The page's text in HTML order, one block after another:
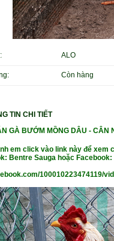
ALO
Còn hàng
TIN CHI TIẾT
GÀ BƯỚM MỒNG DÂU - CÂN
em click vào link này để
Bentre Sauga hoặc Facebook:
100010223474119/